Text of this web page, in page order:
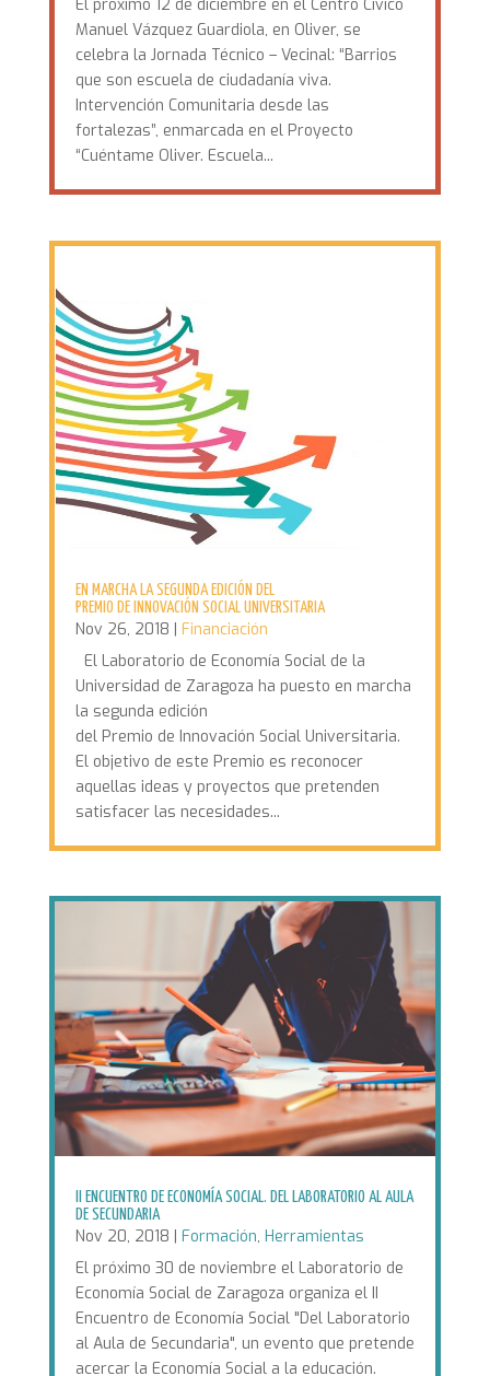
El próximo 12 de diciembre en el Centro Cívico
Manuel Vázquez Guardiola, en Oliver, se
celebra la Jornada Técnico – Vecinal: “Barrios
que son escuela de ciudadanía viva.
Intervención Comunitaria desde las
fortalezas”, enmarcada en el Proyecto
“Cuéntame Oliver. Escuela...
EN MARCHA LA SEGUNDA EDICIÓN DEL
PREMIO DE INNOVACIÓN SOCIAL UNIVERSITARIA
Nov 26, 2018 | Financiación
El Laboratorio de Economía Social de la
Universidad de Zaragoza ha puesto en marcha
la segunda edición
del Premio de Innovación Social Universitaria.
El objetivo de este Premio es reconocer
aquellas ideas y proyectos que pretenden
satisfacer las necesidades...
II ENCUENTRO DE ECONOMÍA SOCIAL. DEL LABORATORIO AL AULA
DE SECUNDARIA
Nov 20, 2018 | Formación, Herramientas
El próximo 30 de noviembre el Laboratorio de
Economía Social de Zaragoza organiza el II
Encuentro de Economía Social "Del Laboratorio
al Aula de Secundaria", un evento que pretende
acercar la Economía Social a la educación.